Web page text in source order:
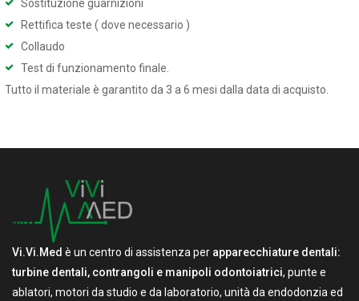
Sostituzione guarnizioni
Rettifica teste ( dove necessario )
Collaudo
Test di funzionamento finale.
Tutto il materiale è garantito da 3 a 6 mesi dalla data di acquisto.
Vi.Vi.Med è un centro di assistenza per apparecchiature dentali:
turbine dentali, contrangoli e manipoli odontoiatrici, punte e
ablatori, motori da studio e da laboratorio, unità da endodonzia ed